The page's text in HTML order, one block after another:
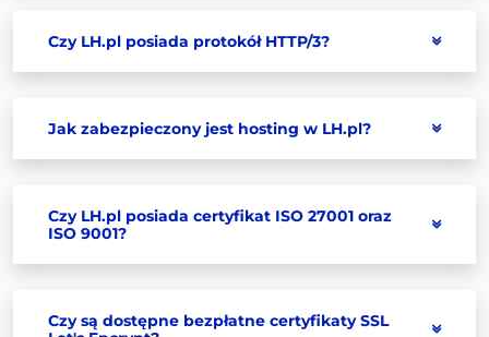
Czy LH.pl posiada protokół HTTP/3?
Jak zabezpieczony jest hosting w LH.pl?
Czy LH.pl posiada certyfikat ISO 27001 oraz
ISO 9001?
Czy są dostępne bezpłatne certyfikaty SSL